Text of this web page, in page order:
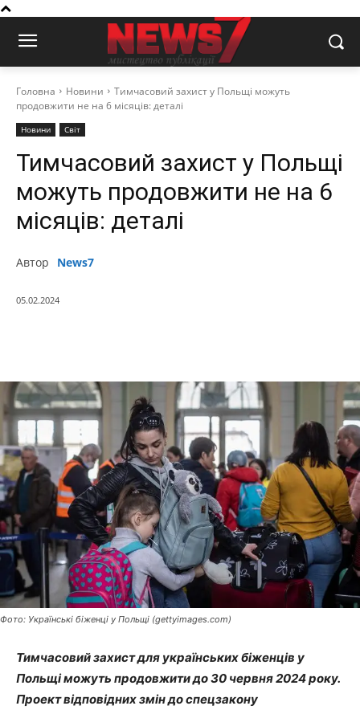
Головна Новини
Тимчасовий захист у Польщі можуть
продовжити не на 6 місяців: деталі
Новини Світ
Тимчасовий захист у Польщі
можуть продовжити не на 6
місяців: деталі
Автор News7
05.02.2024
Фото: Українські біженці у Польщі (gettyimages.com)
Тимчасовий захист для українських біженців у
Польщі можуть продовжити до 30 червня 2024 року.
Проект відповідних змін до спецзакону